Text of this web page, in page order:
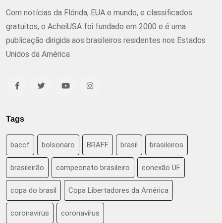
Com notícias da Flórida, EUA e mundo, e classificados
gratuitos, o AcheiUSA foi fundado em 2000 e é uma
publicação dirigida aos brasileiros residentes nos Estados
Unidos da América
Tags
baccf bolsonaro BRAFF brasil brasileiros
brasileirão campeonato brasileiro conexão UF
copa do brasil Copa Libertadores da América
coronavirus coronavírus